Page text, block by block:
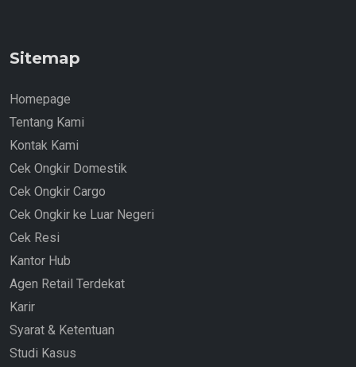
Sitemap
Homepage
Tentang Kami
Kontak Kami
Cek Ongkir Domestik
Cek Ongkir Cargo
Cek Ongkir ke Luar Negeri
Cek Resi
Kantor Hub
Agen Retail Terdekat
Karir
Syarat & Ketentuan
Studi Kasus